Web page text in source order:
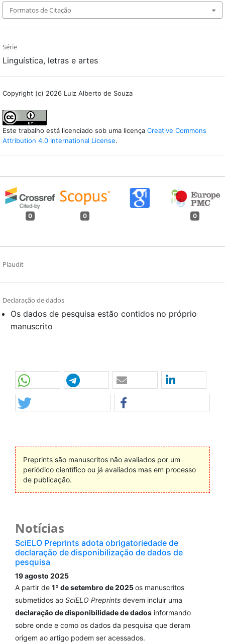
Formatos de Citação
Série
Linguística, letras e artes
Copyright (c) 2026 Luiz Alberto de Souza
Este trabalho está licenciado sob uma licença Creative Commons
Attribution 4.0 International License.
0 0 0
Plaudit
Declaração de dados
Os dados de pesquisa estão contidos no próprio
manuscrito
Preprints são manuscritos não avaliados por um
periódico científico ou já avaliados mas em processo
de publicação.
Notícias
SciELO Preprints adota obrigatoriedade de
declaração de disponibilização de dados de
pesquisa
19 agosto 2025
A partir de 1º de setembro de 2025os manuscritos
submetidos ao SciELO Preprints devem incluir uma
declaração de disponibilidade de dados informando
sobre onde e como os dados da pesquisa que deram
origem ao artigo podem ser acessados.